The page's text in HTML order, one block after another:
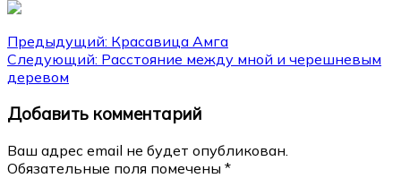
Навигация
по
записям
Предыдущий: Красавица Амга
Следующий: Расстояние между мной и черешневым
деревом
Добавить комментарий
Ваш адрес email не будет опубликован.
Обязательные поля помечены *